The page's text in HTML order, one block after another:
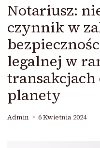
Notariusz:
czynnik w
legalnej w
transakcjach
planety
Admin 6 Kwietnia 2024